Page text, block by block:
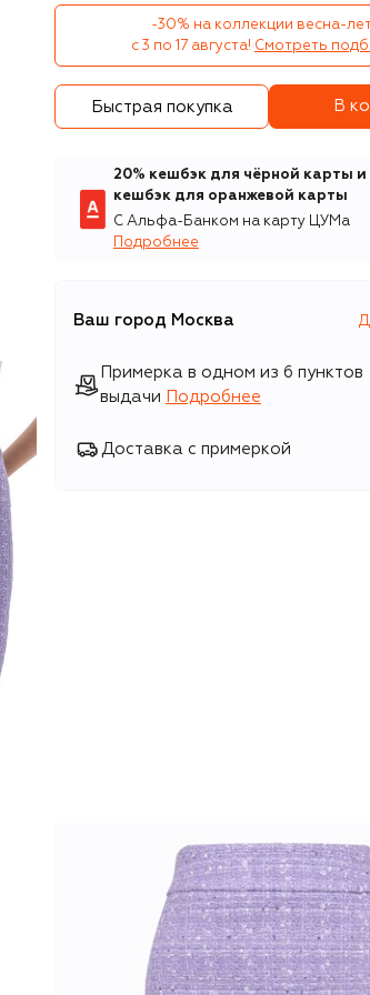
-30% на коллекции весна-
с 3 по 17 августа! Смотреть
Быстрая покупка В
20% кешбэк для чёрной карты и
кешбэк для оранжевой карты
С Альфа-Банком на карту ЦУМа
Подробнее
Ваш город Москва
Примерка в одном из 6 пунктов
выдачи
Подробнее
Доставка с примеркой